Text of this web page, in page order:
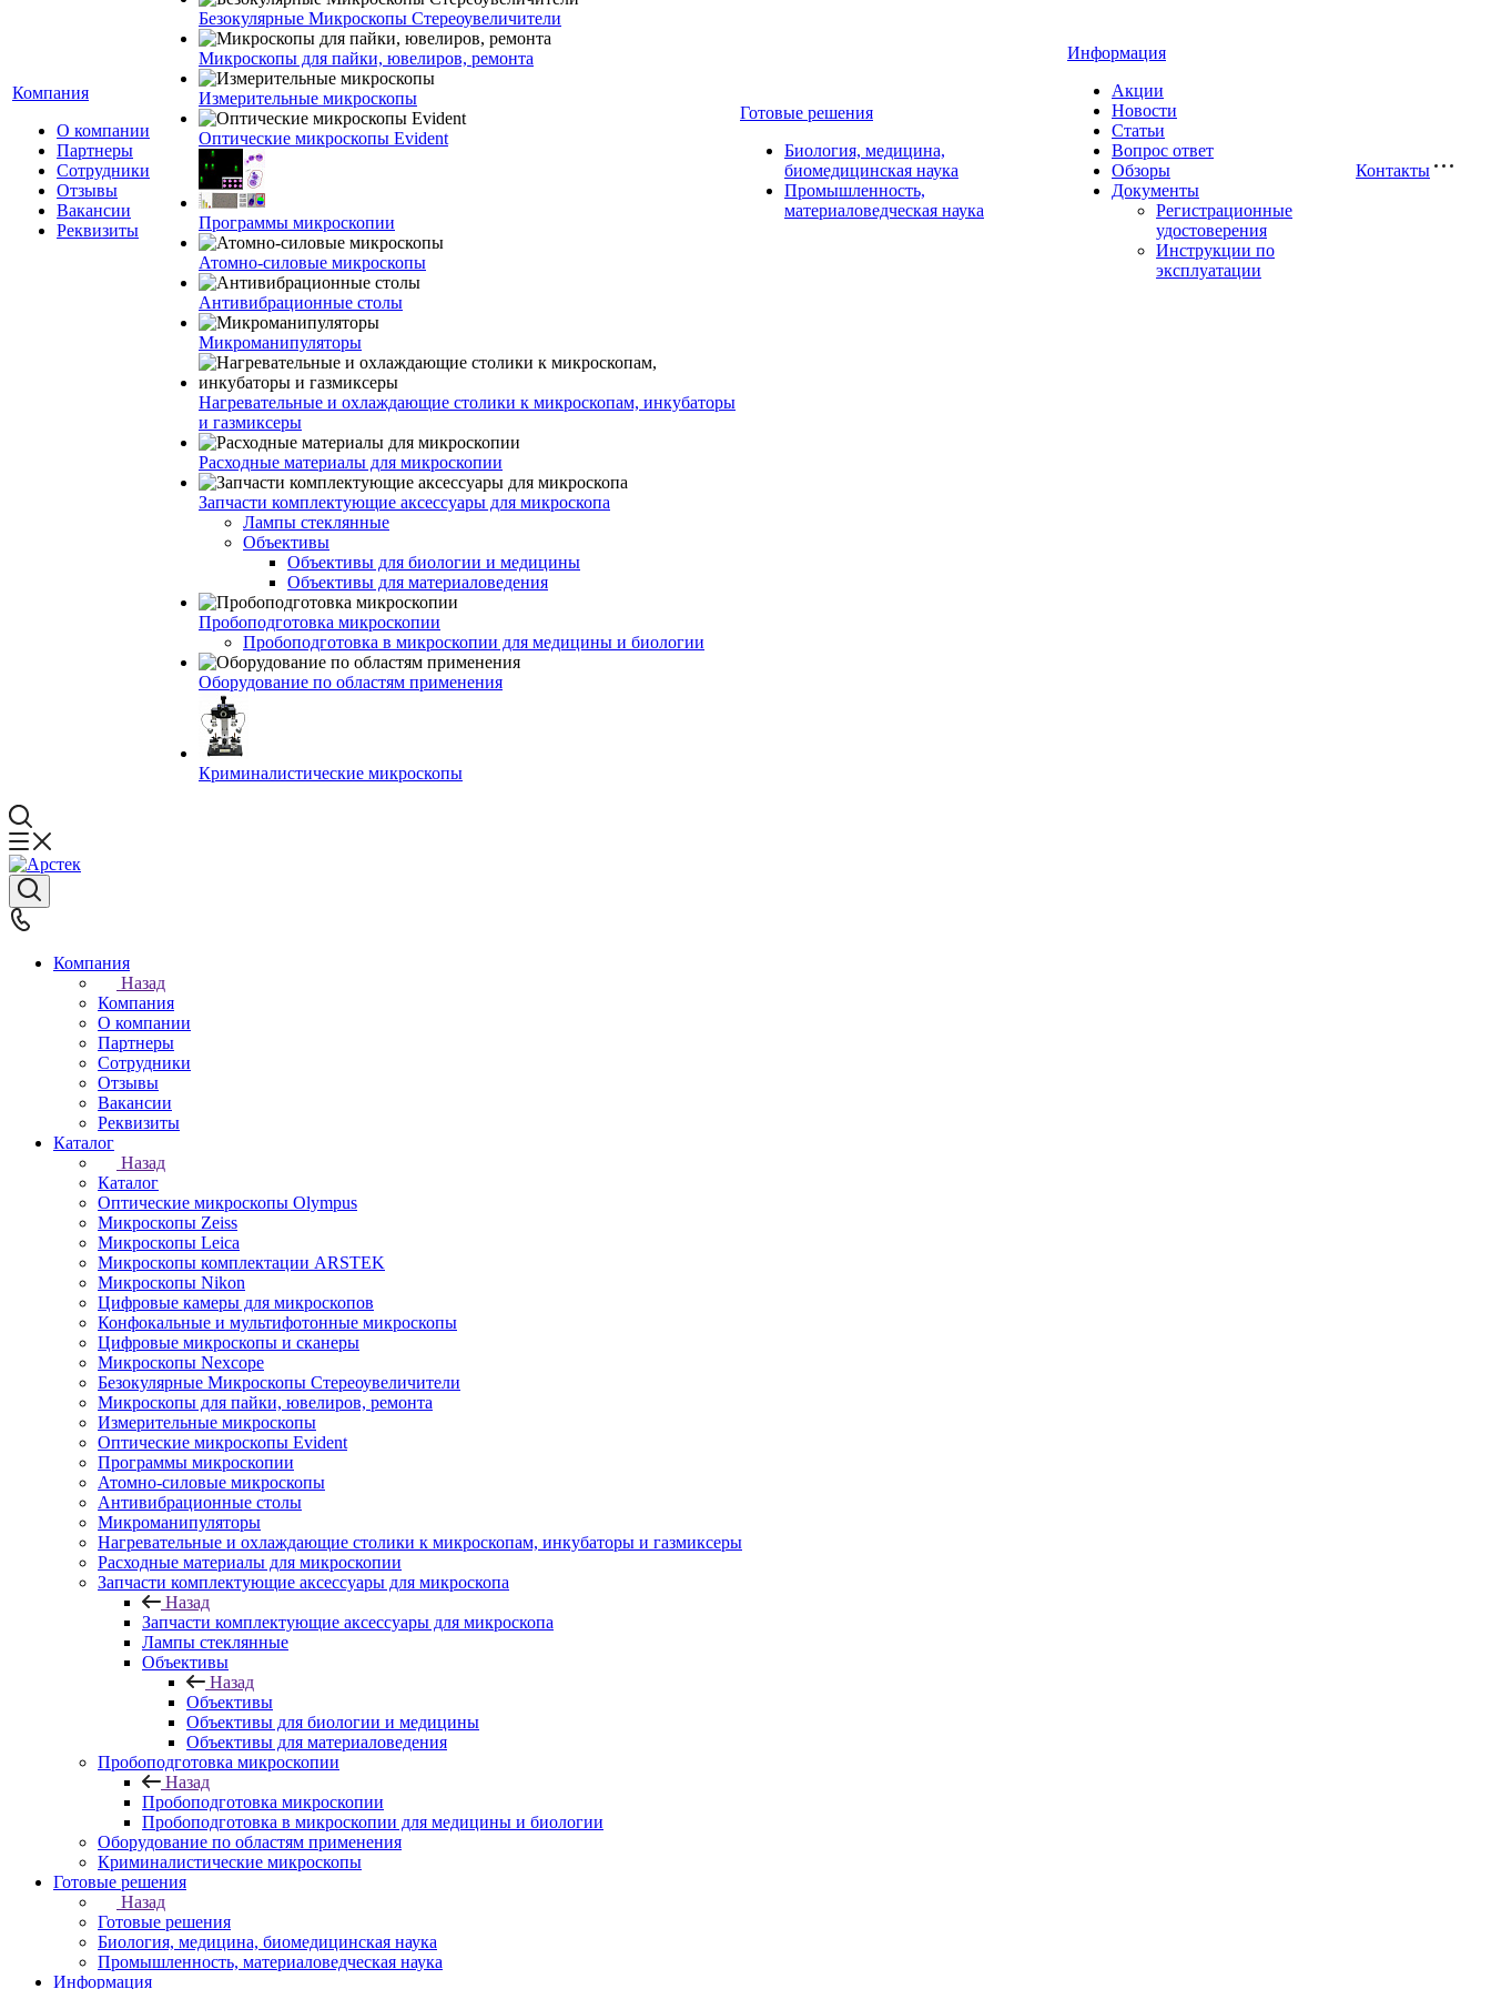
Компания
О компании
Партнеры
Сотрудники
Отзывы
Вакансии
Реквизиты
Безокулярные Микроскопы Стереоувеличители
Микроскопы для пайки, ювелиров, ремонта
Измерительные микроскопы
Оптические микроскопы Evident
Программы микроскопии
Атомно-силовые микроскопы
Антивибрационные столы
Микроманипуляторы
Нагревательные и охлаждающие столики к микроскопам, инкубаторы
и газмиксеры
Расходные материалы для микроскопии
Запчасти комплектующие аксессуары для микроскопа
Лампы стеклянные
Объективы
Объективы для биологии и медицины
Объективы для материаловедения
Пробоподготовка микроскопии
Пробоподготовка в микроскопии для медицины и биологии
Оборудование по областям применения
Криминалистические микроскопы
Готовые решения
Биология, медицина,
биомедицинская наука
Промышленность,
материаловедческая наука
Информация
Акции
Новости
Статьи
Вопрос ответ
Обзоры
Документы
Регистрационные
удостоверения
Инструкции по
эксплуатации
Контакты
Компания
Назад
Компания
О компании
Партнеры
Сотрудники
Отзывы
Вакансии
Реквизиты
Каталог
Назад
Каталог
Оптические микроскопы Olympus
Микроскопы Zeiss
Микроскопы Leica
Микроскопы комплектации ARSTEK
Микроскопы Nikon
Цифровые камеры для микроскопов
Конфокальные и мультифотонные микроскопы
Цифровые микроскопы и сканеры
Микроскопы Nexcope
Безокулярные Микроскопы Стереоувеличители
Микроскопы для пайки, ювелиров, ремонта
Измерительные микроскопы
Оптические микроскопы Evident
Программы микроскопии
Атомно-силовые микроскопы
Антивибрационные столы
Микроманипуляторы
Нагревательные и охлаждающие столики к микроскопам, инкубаторы и газмиксеры
Расходные материалы для микроскопии
Запчасти комплектующие аксессуары для микроскопа
Назад
Запчасти комплектующие аксессуары для микроскопа
Лампы стеклянные
Объективы
Назад
Объективы
Объективы для биологии и медицины
Объективы для материаловедения
Пробоподготовка микроскопии
Назад
Пробоподготовка микроскопии
Пробоподготовка в микроскопии для медицины и биологии
Оборудование по областям применения
Криминалистические микроскопы
Готовые решения
Назад
Готовые решения
Биология, медицина, биомедицинская наука
Промышленность, материаловедческая наука
Информация